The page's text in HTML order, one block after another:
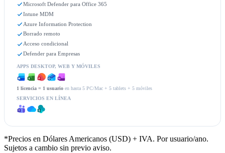
Microsoft Defender para Office 365
Intune MDM
Azure Information Protection
Borrado remoto
Acceso condicional
Defender para Empresas
APPS DESKTOP, WEB Y MÓVILES
1 licencia = 1 usuario en hasta 5 PC/Mac + 5 tablets + 5 móviles
SERVICIOS EN LÍNEA
*Precios en Dólares Americanos (USD) + IVA. Por usuario/ano.
Sujetos a cambio sin previo aviso.